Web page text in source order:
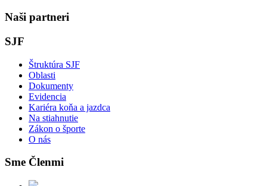
Naši partneri
SJF
Štruktúra SJF
Oblasti
Dokumenty
Evidencia
Kariéra koňa a jazdca
Na stiahnutie
Zákon o športe
O nás
Sme Členmi